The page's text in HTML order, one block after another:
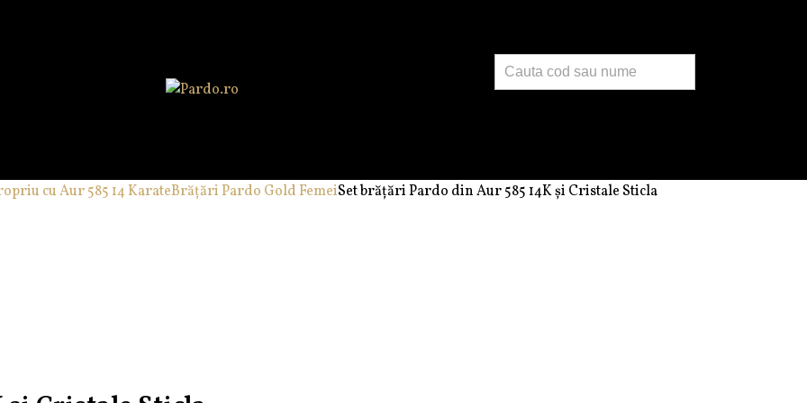
Products
search
cu Aur 585 14 KarateBrățări Pardo Gold FemeiSet brățări Pardo din Aur 585 14K și Cristale Sticla